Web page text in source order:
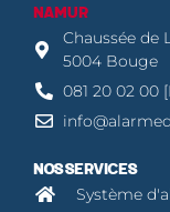
NAMUR
Chaussée de
5004 Bouge
081 20 02 00
NOS SERVICES
Système